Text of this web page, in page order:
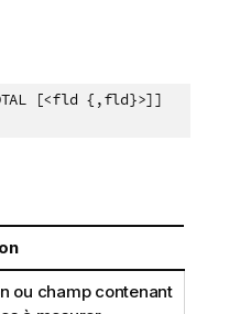
[<fld {,fld}>]]
ou champ contenant